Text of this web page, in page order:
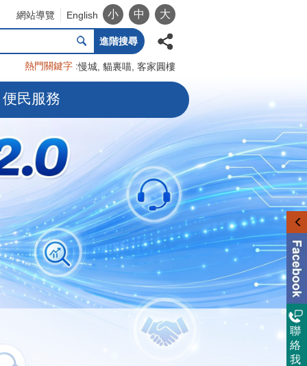
網站導覽 English 小 中 大
進階搜尋
熱門關鍵字 慢城 貓裏喵 客家圓樓
便民服務
聯
絡
我